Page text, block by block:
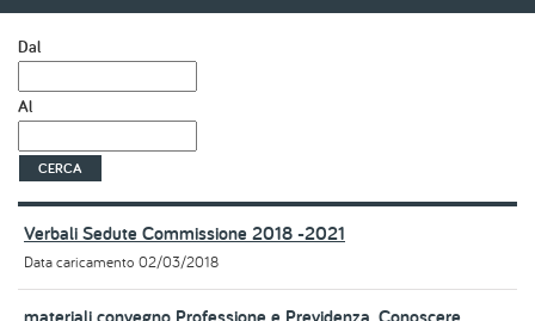
Dal
Al
Verbali Sedute Commissione 2018 -2021
Data caricamento 02/03/2018